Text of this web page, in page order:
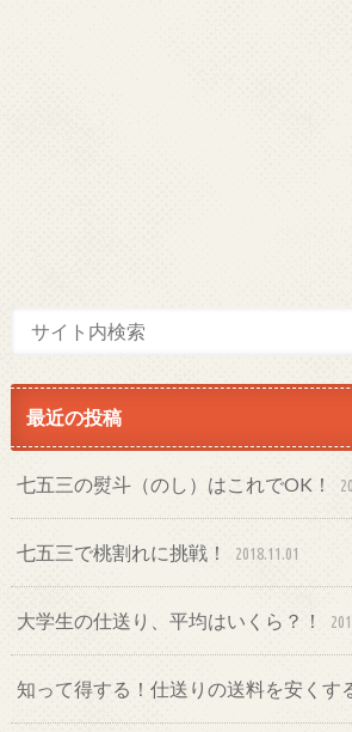
最近の投稿
七五三の熨斗（のし）はこれでOK！
七五三で桃割れに挑戦！ 2018.11.01
大学生の仕送り、平均はいくら？！
知って得する！仕送りの送料を安くす